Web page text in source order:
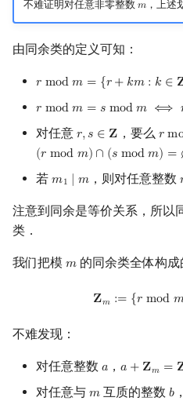
不难证明对任意非零整数 𝑚
m，上述
由同余类的定义可知：
𝑟 mod𝑚 = {𝑟+ 𝑘𝑚 : 𝑘 ∈
rmodm= r+ km :k ∈Z}
𝑟 mod𝑚 = 𝑠 mod𝑚 ⟺
rmodm= smodm⟺ ≡s(
对任意 𝑟,𝑠 ∈ 𝐙
r,s∈Z ，要么 𝑟m
r
(𝑟 mod 𝑚) ∩ (𝑠 mod𝑚) =
(rmodm)∩ (s modm) =∅
若 𝑚1 ∣ 𝑚
m1 m ，则对任意整数
注意到同余是等价关系，所以
类．
我们把模 𝑚
m 的同余类全体构
𝐙𝑚 := {𝑟 mod
Zm:= {rmod
不难发现：
对任意整数 𝑎
a ，𝑎 + 𝐙𝑚 =
a +Z m=Z m
对任意与 𝑚
m 互质的整数𝑏
b，